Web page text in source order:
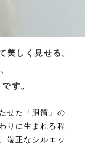
美しく見せる。
す。
せた「胴筒」の
りに生まれる程
端正なシルエッ